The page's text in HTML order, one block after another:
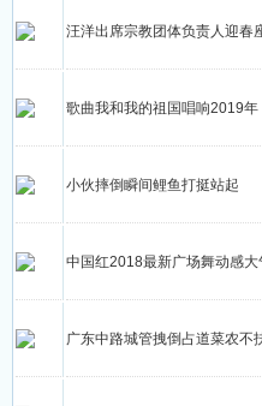
汪洋出席宗教团体负责人迎春
歌曲我和我的祖国唱响2019年
小伙摔倒瞬间鲤鱼打挺站起
中国红2018最新广场舞动感
广东中路城管拽倒占道菜农不